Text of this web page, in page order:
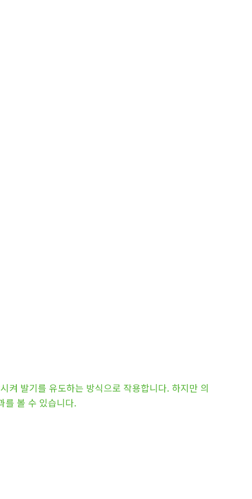
켜 발기를 유도하는 방식으로 작용합니다. 하지만 의
를 볼 수 있습니다.